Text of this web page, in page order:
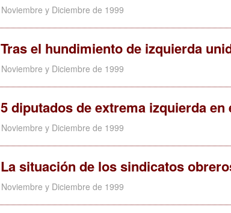
Noviembre y Diciembre de 1999
Tras el hundimiento de izquierda
Noviembre y Diciembre de 1999
5 diputados de extrema izquierda
Noviembre y Diciembre de 1999
La situación de los sindicatos
Noviembre y Diciembre de 1999